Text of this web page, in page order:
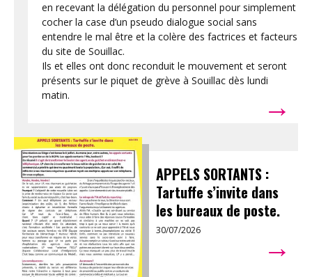
en recevant la délégation du personnel pour simplement
cocher la case d’un pseudo dialogue social sans
entendre le mal être et la colère des factrices et facteurs
du site de Souillac.
Ils et elles ont donc reconduit le mouvement et seront
présents sur le piquet de grève à Souillac dès lundi
matin.
→
APPELS SORTANTS :
Tartuffe s’invite dans
les bureaux de poste.
30/07/2026 →